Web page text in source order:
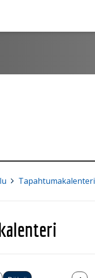
Tapahtumakalenteri